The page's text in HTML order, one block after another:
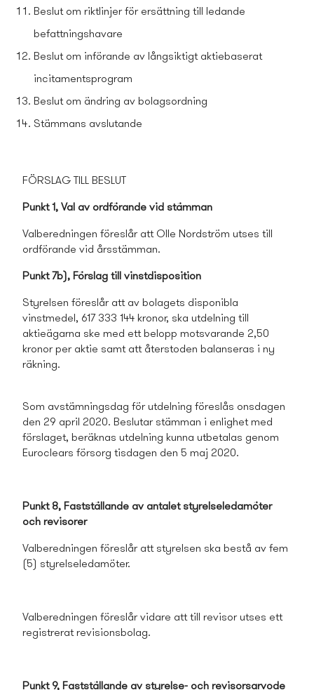
Beslut om riktlinjer för ersättning till ledande
befattningshavare
Beslut om införande av långsiktigt aktiebaserat
incitaments­program
Beslut om ändring av bolagsordning
Stämmans avslutande
FÖRSLAG TILL BESLUT
Punkt 1, Val av ordförande vid stämman
Valberedningen föreslår att Olle Nordström utses till
ordförande vid årsstämman.
Punkt 7b), Förslag till vinstdisposition
Styrelsen föreslår att av bolagets disponibla
vinstmedel, 617 333 144 kronor, ska utdelning till
aktieägarna ske med ett belopp motsvarande 2,50
kronor per aktie samt att återstoden balanseras i ny
räkning.
Som avstämningsdag för utdelning föreslås onsdagen
den 29 april 2020. Beslutar stämman i enlighet med
förslaget, beräknas utdelning kunna utbetalas genom
Euroclears försorg tisdagen den 5 maj 2020.
Punkt 8, Fastställande av antalet styrelseledamöter
och revisorer
Valberedningen föreslår att styrelsen ska bestå av fem
(5) styrelseledamöter.
Valberedningen föreslår vidare att till revisor utses ett
registrerat revisionsbolag.
Punkt 9, Fastställande av styrelse- och revisorsarvode